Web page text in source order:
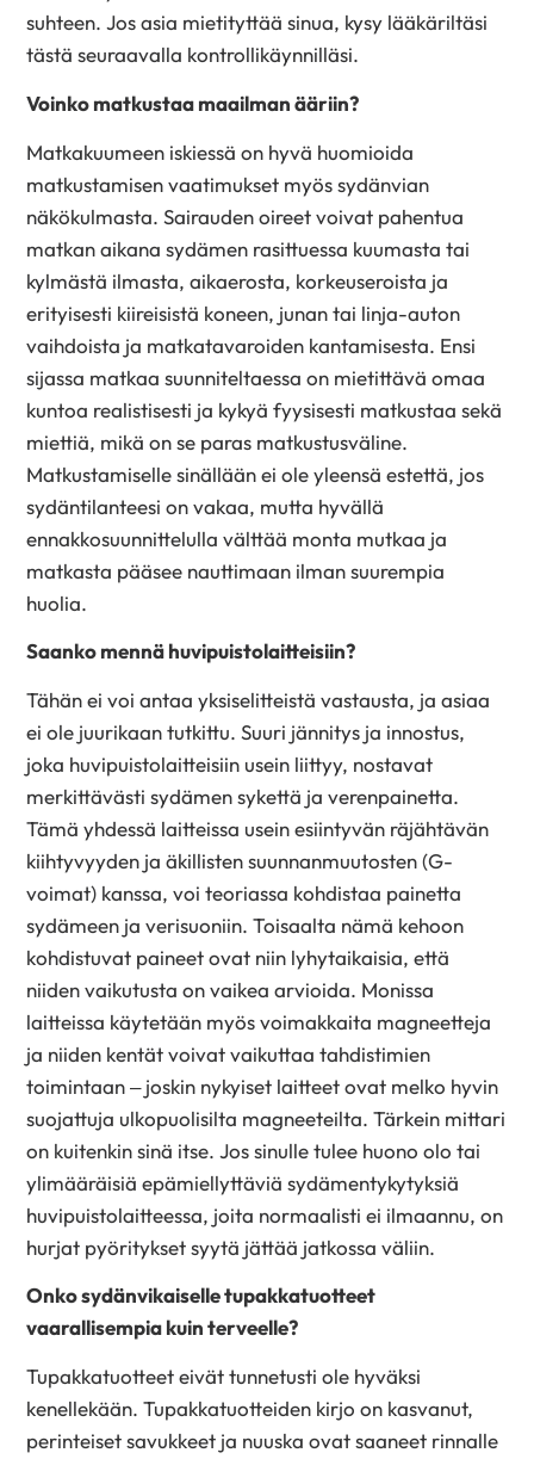
suhteen. Jos asia mietityttää sinua, kysy lääkäriltäsi
tästä seuraavalla kontrollikäynnilläsi.
Voinko matkustaa maailman ääriin?
Matkakuumeen iskiessä on hyvä huomioida
matkustamisen vaatimukset myös sydänvian
näkökulmasta. Sairauden oireet voivat pahentua
matkan aikana sydämen rasittuessa kuumasta tai
kylmästä ilmasta, aikaerosta, korkeuseroista ja
erityisesti kiireisistä koneen, junan tai linja-auton
vaihdoista ja matkatavaroiden kantamisesta. Ensi
sijassa matkaa suunniteltaessa on mietittävä omaa
kuntoa realistisesti ja kykyä fyysisesti matkustaa sekä
miettiä, mikä on se paras matkustusväline.
Matkustamiselle sinällään ei ole yleensä estettä, jos
sydäntilanteesi on vakaa, mutta hyvällä
ennakkosuunnittelulla välttää monta mutkaa ja
matkasta pääsee nauttimaan ilman suurempia
huolia.
Saanko mennä huvipuistolaitteisiin?
Tähän ei voi antaa yksiselitteistä vastausta, ja asiaa
ei ole juurikaan tutkittu. Suuri jännitys ja innostus,
joka huvipuistolaitteisiin usein liittyy, nostavat
merkittävästi sydämen sykettä ja verenpainetta.
Tämä yhdessä laitteissa usein esiintyvän räjähtävän
kiihtyvyyden ja äkillisten suunnanmuutosten (G-
voimat) kanssa, voi teoriassa kohdistaa painetta
sydämeen ja verisuoniin. Toisaalta nämä kehoon
kohdistuvat paineet ovat niin lyhytaikaisia, että
niiden vaikutusta on vaikea arvioida. Monissa
laitteissa käytetään myös voimakkaita magneetteja
ja niiden kentät voivat vaikuttaa tahdistimien
toimintaan – joskin nykyiset laitteet ovat melko hyvin
suojattuja ulkopuolisilta magneeteilta. Tärkein mittari
on kuitenkin sinä itse. Jos sinulle tulee huono olo tai
ylimääräisiä epämiellyttäviä sydämentykytyksiä
huvipuistolaitteessa, joita normaalisti ei ilmaannu, on
hurjat pyöritykset syytä jättää jatkossa väliin.
Onko sydänvikaiselle tupakkatuotteet
vaarallisempia kuin terveelle?
Tupakkatuotteet eivät tunnetusti ole hyväksi
kenellekään. Tupakkatuotteiden kirjo on kasvanut,
perinteiset savukkeet ja nuuska ovat saaneet rinnalle